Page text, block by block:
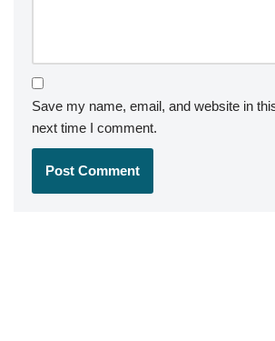
Save my name, email, and website in
next time I comment.